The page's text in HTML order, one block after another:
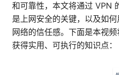
和可靠性，本文将通过 VPN
是上网安全的关键，以及如
网络的信任感。下面是本视
获得实用、可执行的知识点：